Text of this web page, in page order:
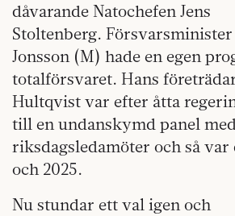
dåvarande Natochefen Jens
Stoltenberg. Försvarsminister
Jonsson (M) hade en egen
totalförsvaret. Hans
Hultqvist var efter åtta
till en undanskymd panel
riksdagsledamöter och så var
och 2025.
Nu stundar ett val igen och